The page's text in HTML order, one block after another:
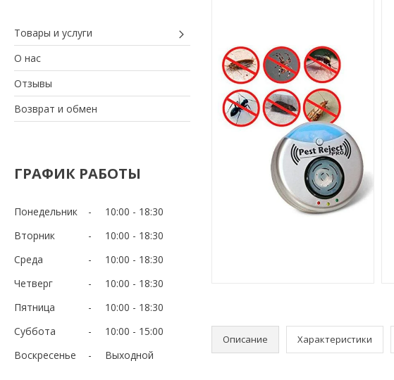
Товары и услуги
О нас
Отзывы
Возврат и обмен
ГРАФИК РАБОТЫ
Понедельник 10:00
18:30
Вторник
10:00
18:30
Среда
10:00
18:30
Четверг
10:00
18:30
Пятница
10:00
18:30
Суббота
10:00
15:00
Воскресенье
Выходной
Описание Характеристики